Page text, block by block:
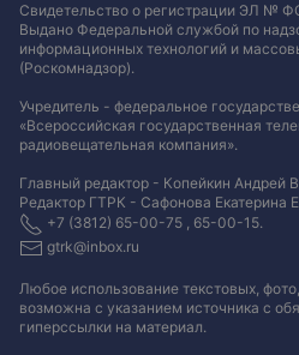
Свидетельство о регистрации ЭЛ №
Выдано Федеральной службой по
информационных технологий и
(Роскомнадзор).
Учредитель - федеральное
«Всероссийская государственная
радиовещательная компания».
Главный редактор - Копейкин Андрей
Редактор ГТРК - Сафонова Екатерина
+7 (3812) 65-00-75 , 65-00-15.
gtrk@inbox.ru
Любое использование текстовых,
возможна с указанием источника с
гиперссылки на материал.